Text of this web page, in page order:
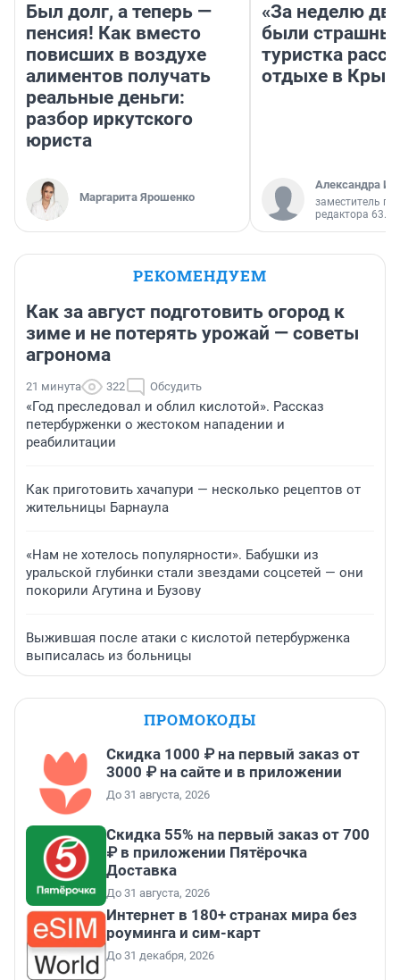
Был долг, а теперь —
пенсия! Как вместо
повисших в воздухе
алиментов получать
реальные деньги:
разбор иркутского
юриста
Маргарита Ярошенко
«За неделю
были
туристка
отдыхе в
Александра
заместитель
редактора 63.RU
РЕКОМЕНДУЕМ
Как за август подготовить огород к
зиме и не потерять урожай — советы
агронома
21 минута 322 Обсудить
«Год преследовал и облил кислотой». Рассказ
петербурженки о жестоком нападении и
реабилитации
Как приготовить хачапури — несколько рецептов от
жительницы Барнаула
«Нам не хотелось популярности». Бабушки из
уральской глубинки стали звездами соцсетей — они
покорили Агутина и Бузову
Выжившая после атаки с кислотой петербурженка
выписалась из больницы
ПРОМОКОДЫ
Скидка 1000 ₽ на первый заказ от
3000 ₽ на сайте и в приложении
До 31 августа, 2026
Скидка 55% на первый заказ от 700
₽ в приложении Пятёрочка
Доставка
До 31 августа, 2026
Интернет в 180+ странах мира без
роуминга и сим-карт
До 31 декабря, 2026